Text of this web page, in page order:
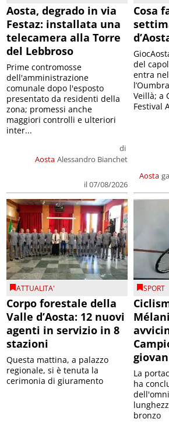
Aosta, degrado in via
Festaz: installata una
telecamera alla Torre
del Lebbroso
Aosta
di
Alessandro Bianchet
il 07/08/2026
Prime contromosse
dell'amministrazione
comunale dopo l'esposto
presentato da residenti della
zona; promessi anche
maggiori controlli e ulteriori
inter...
Cosa
Aosta
del
entra
Veillà; a
Festival
ATTUALITA'
Corpo forestale della
Valle d’Aosta: 12 nuovi
agenti in servizio in 8
stazioni
Questa mattina, a palazzo
regionale, si è tenuta la
cerimonia di giuramento
SPORT
La
ha
bronzo